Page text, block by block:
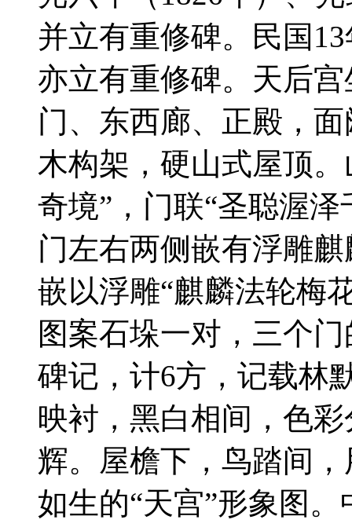
并立有重修碑。民国
亦立有重修碑。天后
门、东西廊、正殿，
木构架，硬山式屋顶
奇境”，门联“圣聪渥
门左右两侧嵌有浮雕
嵌以浮雕“麒麟法轮梅
图案石垛一对，三个
碑记，计6方，记载林
映衬，黑白相间，色
辉。屋檐下，鸟踏间
如生的“天宫”形象图